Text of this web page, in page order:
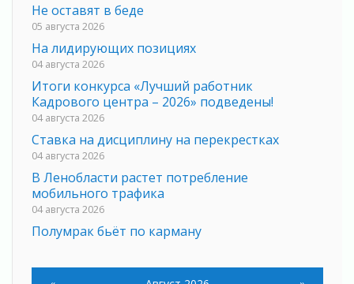
Не оставят в беде
05 августа 2026
На лидирующих позициях
04 августа 2026
Итоги конкурса «Лучший работник
Кадрового центра – 2026» подведены!
04 августа 2026
Ставка на дисциплину на перекрестках
04 августа 2026
В Ленобласти растет потребление
мобильного трафика
04 августа 2026
Полумрак бьёт по карману
Вниманию автомобилистов!